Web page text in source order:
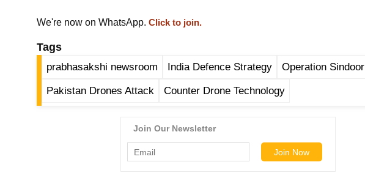
We're now on WhatsApp. Click to join.
Tags
prabhasakshi newsroom India Defence Strategy Operation Sindoor
Pakistan Drones Attack Counter Drone Technology